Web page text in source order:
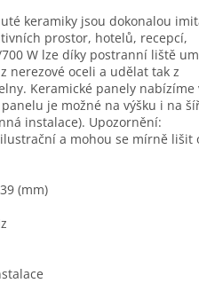
keramiky jsou dokonalou
prostor, hotelů, recepcí,
W lze díky postranní liště
nerezové oceli a udělat tak z
Keramické panely nabízíme
je možné na výšku i na
instalace). Upozornění:
a mohou se mírně lišit
(mm)